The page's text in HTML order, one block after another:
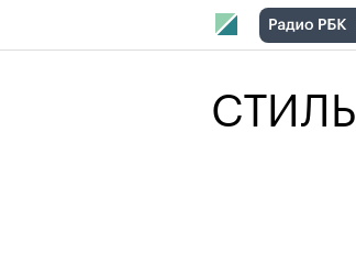
СТИЛЬ